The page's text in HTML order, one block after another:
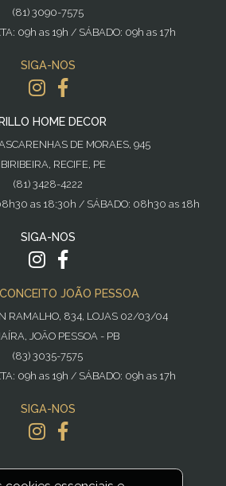
(81) 3090-7575
09h as 19h / SÁBADO: 09h as 17h
SIGA-NOS
HOME DECOR
DE MORAES, 945
RECIFE, PE
(81) 3428-4222
as 18:30h / SÁBADO: 08h30 as 18h
SIGA-NOS
JOÃO PESSOA
RAMALHO, 834, LOJAS 02/03/04
JOÃO PESSOA - PB
(83) 3035-7575
09h as 19h / SÁBADO: 09h as 17h
SIGA-NOS